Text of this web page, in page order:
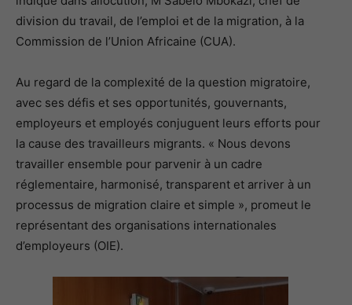
division du travail, de l’emploi et de la migration, à la
Commission de l’Union Africaine (CUA).
Au regard de la complexité de la question migratoire,
avec ses défis et ses opportunités, gouvernants,
employeurs et employés conjuguent leurs efforts pour
la cause des travailleurs migrants. « Nous devons
travailler ensemble pour parvenir à un cadre
réglementaire, harmonisé, transparent et arriver à un
processus de migration claire et simple », promeut le
représentant des organisations internationales
d’employeurs (OIE).